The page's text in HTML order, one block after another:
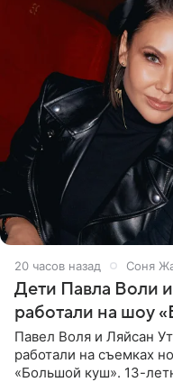
20 часов назад Соня
Дети Павла Воли
работали на шоу
Павел Воля и Ляйсан
работали на съемках
«Большой куш». 13-